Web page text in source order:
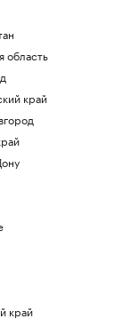
область
край
край